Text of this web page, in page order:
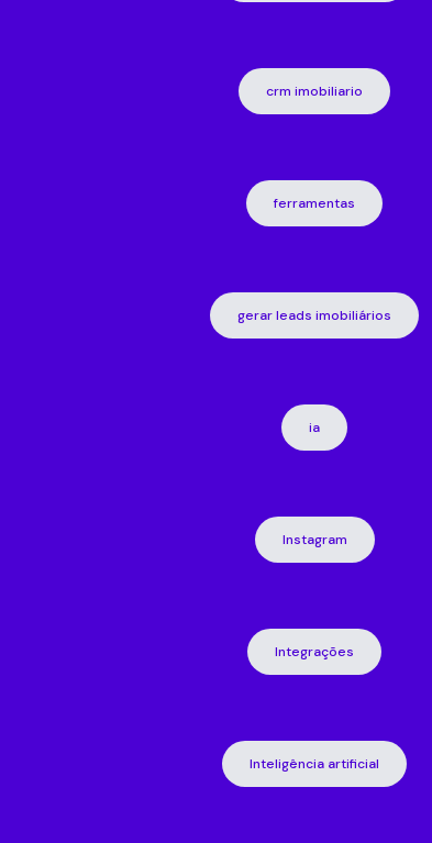
crm imobiliario
ferramentas
gerar leads imobiliários
ia
Instagram
Integrações
Inteligência artificial